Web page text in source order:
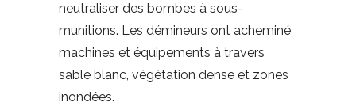
neutraliser des bombes à sous-
munitions. Les démineurs ont acheminé
machines et équipements à travers
sable blanc, végétation dense et zones
inondées.